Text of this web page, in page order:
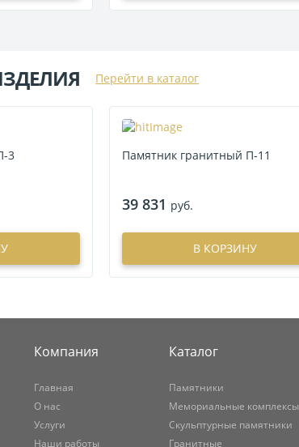
Перейти в каталог
3 Памятник гранитный П-11
39 831 руб.
В КОРЗИНУ
Компания
Главная
О нас
Услуги
Наши работы
Каталог
Памятники
Мемориальные комплексы
Скульптурные памятники
Гранитные